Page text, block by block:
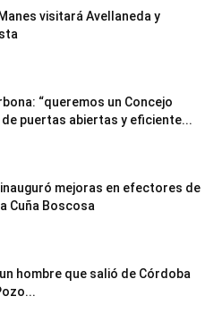
visitará Avellaneda y
“queremos un Concejo
de puertas abiertas y eficiente...
mejoras en efectores de
Cuña Boscosa
hombre que salió de Córdoba